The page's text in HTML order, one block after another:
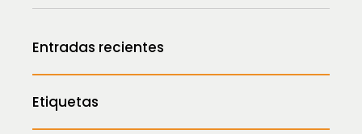
Entradas recientes
Etiquetas